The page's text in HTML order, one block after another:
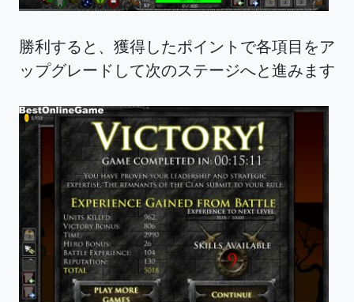
勝利すると、獲得したポイントで各項目をア
ップグレードして次のステージへと進みます